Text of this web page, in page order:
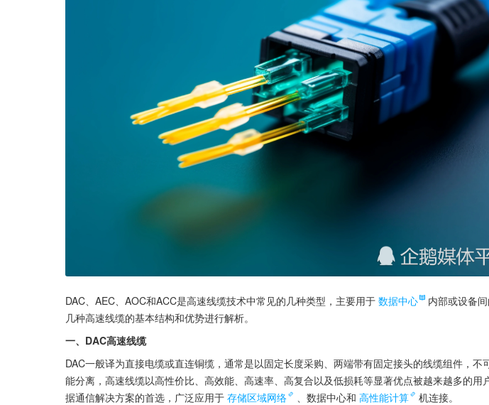
DAC、AEC、AOC和ACC是高速线缆技术中常见的几种类型，主要用于 数据中心
内部或设备
几种高速线缆的基本结构和优势进行解析。
一、DAC高速线缆
DAC一般译为直接电缆或直连铜缆，通常是以固定长度采购、两端带有固定接头的线缆组件，不
能分离，高速线缆以高性价比、高效能、高速率、高复合以及低损耗等显著优点被越来越多的用
据通信解决方案的首选，广泛应用于 存储区域网络 、数据中心和 高性能计算
机连接。